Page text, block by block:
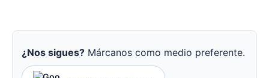
¿Nos sigues? Márcanos como medio preferente.